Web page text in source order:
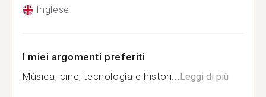
Inglese
I miei argomenti preferiti
Música, cine, tecnología e histori...Leggi di più